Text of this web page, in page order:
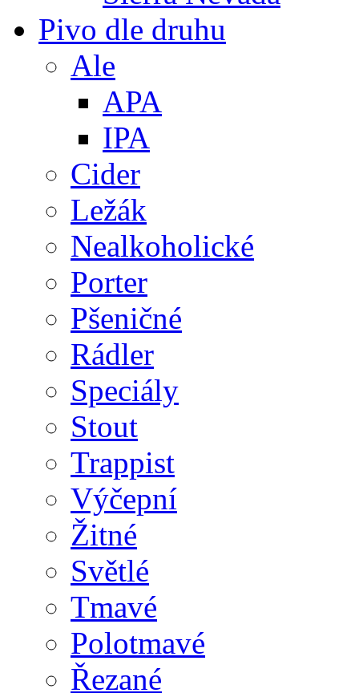
Pivo dle druhu
Ale
APA
IPA
Cider
Ležák
Nealkoholické
Porter
Pšeničné
Rádler
Speciály
Stout
Trappist
Výčepní
Žitné
Světlé
Tmavé
Polotmavé
Řezané